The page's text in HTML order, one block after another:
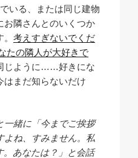
いる、または同じ建物
お隣さんとのいくつか
考えすぎないでくだ
たの隣人が大好きで
じように……好きにな
はまだ知らないだけ
緒に「今までご挨拶
よね、すみません。私
。あなたは？」と会話